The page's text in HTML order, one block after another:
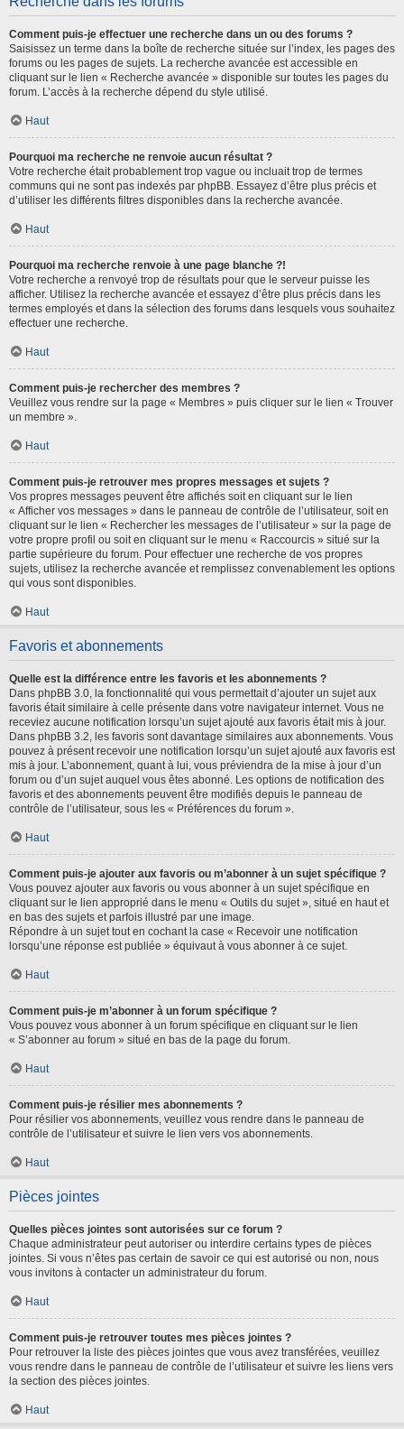
Comment puis-je effectuer une recherche dans un ou des forums ?
Saisissez un terme dans la boîte de recherche située sur l’index, les pages des
forums ou les pages de sujets. La recherche avancée est accessible en
cliquant sur le lien « Recherche avancée » disponible sur toutes les pages du
forum. L’accès à la recherche dépend du style utilisé.
Haut
Pourquoi ma recherche ne renvoie aucun résultat ?
Votre recherche était probablement trop vague ou incluait trop de termes
communs qui ne sont pas indexés par phpBB. Essayez d’être plus précis et
d’utiliser les différents filtres disponibles dans la recherche avancée.
Haut
Pourquoi ma recherche renvoie à une page blanche ?!
Votre recherche a renvoyé trop de résultats pour que le serveur puisse les
afficher. Utilisez la recherche avancée et essayez d’être plus précis dans les
termes employés et dans la sélection des forums dans lesquels vous souhaitez
effectuer une recherche.
Haut
Comment puis-je rechercher des membres ?
Veuillez vous rendre sur la page « Membres » puis cliquer sur le lien « Trouver
un membre ».
Haut
Comment puis-je retrouver mes propres messages et sujets ?
Vos propres messages peuvent être affichés soit en cliquant sur le lien
« Afficher vos messages » dans le panneau de contrôle de l’utilisateur, soit en
cliquant sur le lien « Rechercher les messages de l’utilisateur » sur la page de
votre propre profil ou soit en cliquant sur le menu « Raccourcis » situé sur la
partie supérieure du forum. Pour effectuer une recherche de vos propres
sujets, utilisez la recherche avancée et remplissez convenablement les options
qui vous sont disponibles.
Haut
Favoris et abonnements
Quelle est la différence entre les favoris et les abonnements ?
Dans phpBB 3.0, la fonctionnalité qui vous permettait d’ajouter un sujet aux
favoris était similaire à celle présente dans votre navigateur internet. Vous ne
receviez aucune notification lorsqu’un sujet ajouté aux favoris était mis à jour.
Dans phpBB 3.2, les favoris sont davantage similaires aux abonnements. Vous
pouvez à présent recevoir une notification lorsqu’un sujet ajouté aux favoris est
mis à jour. L’abonnement, quant à lui, vous préviendra de la mise à jour d’un
forum ou d’un sujet auquel vous êtes abonné. Les options de notification des
favoris et des abonnements peuvent être modifiés depuis le panneau de
contrôle de l’utilisateur, sous les « Préférences du forum ».
Haut
Comment puis-je ajouter aux favoris ou m’abonner à un sujet spécifique ?
Vous pouvez ajouter aux favoris ou vous abonner à un sujet spécifique en
cliquant sur le lien approprié dans le menu « Outils du sujet », situé en haut et
en bas des sujets et parfois illustré par une image.
Répondre à un sujet tout en cochant la case « Recevoir une notification
lorsqu’une réponse est publiée » équivaut à vous abonner à ce sujet.
Haut
Comment puis-je m’abonner à un forum spécifique ?
Vous pouvez vous abonner à un forum spécifique en cliquant sur le lien
« S’abonner au forum » situé en bas de la page du forum.
Haut
Comment puis-je résilier mes abonnements ?
Pour résilier vos abonnements, veuillez vous rendre dans le panneau de
contrôle de l’utilisateur et suivre le lien vers vos abonnements.
Haut
Pièces jointes
Quelles pièces jointes sont autorisées sur ce forum ?
Chaque administrateur peut autoriser ou interdire certains types de pièces
jointes. Si vous n’êtes pas certain de savoir ce qui est autorisé ou non, nous
vous invitons à contacter un administrateur du forum.
Haut
Comment puis-je retrouver toutes mes pièces jointes ?
Pour retrouver la liste des pièces jointes que vous avez transférées, veuillez
vous rendre dans le panneau de contrôle de l’utilisateur et suivre les liens vers
la section des pièces jointes.
Haut